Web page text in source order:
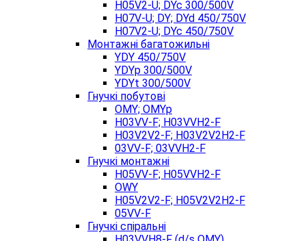
H05V2-U; DYc 300/500V
H07V-U; DY; DYd 450/750V
H07V2-U; DYc 450/750V
Монтажні багатожильні
YDY 450/750V
YDYp 300/500V
YDYt 300/500V
Гнучкі побутові
OMY; OMYp
H03VV-F; H03VVH2-F
H03V2V2-F; H03V2V2H2-F
03VV-F; 03VVH2-F
Гнучкі монтажні
H05VV-F; H05VVH2-F
OWY
H05V2V2-F; H05V2V2H2-F
05VV-F
Гнучкі спіральні